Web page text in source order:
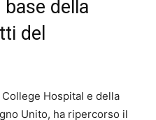
della
del
Hospital e della
Unito, ha ripercorso il